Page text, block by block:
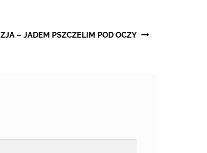
– JADEM PSZCZELIM POD OCZY